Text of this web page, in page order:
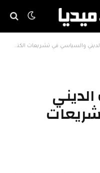
والسياسي في تشريعات الكنيست؟